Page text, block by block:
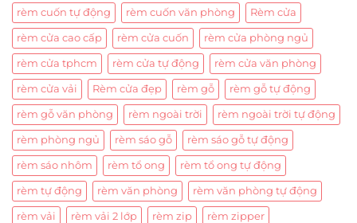
rèm cuốn tự động rèm cuốn văn phòng Rèm cửa
rèm cửa cao cấp rèm cửa cuốn rèm cửa phòng ngủ
rèm cửa tphcm rèm cửa tự động rèm cửa văn phòng
rèm cửa vải Rèm cửa đẹp rèm gỗ rèm gỗ tự động
rèm gỗ văn phòng rèm ngoài trời rèm ngoài trời tự động
rèm phòng ngủ rèm sáo gỗ rèm sáo gỗ tự động
rèm sáo nhôm rèm tổ ong rèm tổ ong tự động
rèm tự động rèm văn phòng rèm văn phòng tự động
rèm vải rèm vải 2 lớp rèm zip rèm zipper